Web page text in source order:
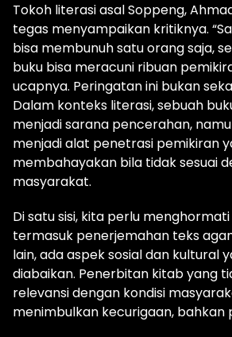
Tokoh literasi asal Soppeng,
tegas menyampaikan kritiknya.
bisa membunuh satu orang saja,
buku bisa meracuni ribuan
ucapnya. Peringatan ini bukan
Dalam konteks literasi, sebuah
menjadi sarana pencerahan,
menjadi alat penetrasi pemikiran
membahayakan bila tidak sesuai
masyarakat.
Di satu sisi, kita perlu
termasuk penerjemahan teks
lain, ada aspek sosial dan kultural
diabaikan. Penerbitan kitab yang
relevansi dengan kondisi
menimbulkan kecurigaan, bahkan